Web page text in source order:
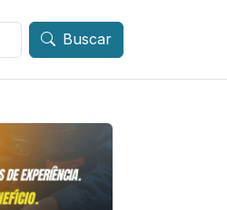
Buscar